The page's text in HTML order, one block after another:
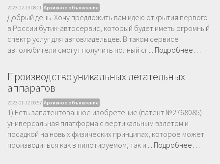
2023-02-13 08:01 Архивное объявление
Добрый день. Хочу предложить вам идею открытия первого
в России бутик-автосервис, который будет иметь огромный
спектр услуг для автовладельцев. В таком сервисе
автолюбители смогут получить полный сп... Подробнее…
Производство уникальных летательных
аппаратов
2023-01-12 00:57 Архивное объявление
1) Есть запатентованное изобретение (патент №2768085) -
универсальная платформа с вертикальным взлетом и
посадкой на новых физических принципах, которое может
производиться как в пилотируемом, так и ... Подробнее…